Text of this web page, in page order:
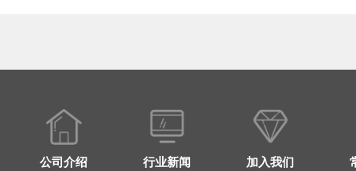
公司介绍 行业新闻 加入我们